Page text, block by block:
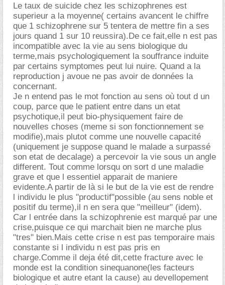
Le taux de suicide chez les schizophrenes est
superieur a la moyenne( certains avancent le chiffre
que 1 schizophrene sur 5 tentera de mettre fin a ses
jours quand 1 sur 10 reussira).De ce fait,elle n est pas
incompatible avec la vie au sens biologique du
terme,mais psychologiquement la souffrance induite
par certains symptomes peut lui nuire. Quand a la
reproduction j avoue ne pas avoir de données la
concernant.
Je n entend pas le mot fonction au sens où tout d un
coup, parce que le patient entre dans un etat
psychotique,il peut bio-physiquement faire de
nouvelles choses (meme si son fonctionnement se
modifie),mais plutot comme une nouvelle capacité
(uniquement je suppose quand le malade a surpassé
son etat de decalage) a percevoir la vie sous un angle
different. Tout comme lorsqu on sort d une maladie
grave et que l essentiel apparait de maniere
evidente.A partir de là si le but de la vie est de rendre
l individu le plus "productif"possible (au sens noble et
positif du terme),il n en sera que "meilleur" (idem).
Car l entrée dans la schizophrenie est marqué par une
crise,puisque ce qui marchait bien ne marche plus
"tres" bien.Mais cette crise n est pas temporaire mais
constante si l individu n est pas pris en
charge.Comme il deja été dit,cette fracture avec le
monde est la condition sinequanone(les facteurs
biologique et autre etant la cause) au devellopement